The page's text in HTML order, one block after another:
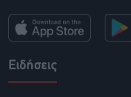
Ειδήσεις